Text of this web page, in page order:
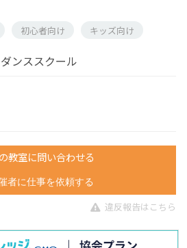
初心者向け キッズ向け
ンススクール
教室に問い合わせる
者に仕事を依頼する
違反報告はこちら